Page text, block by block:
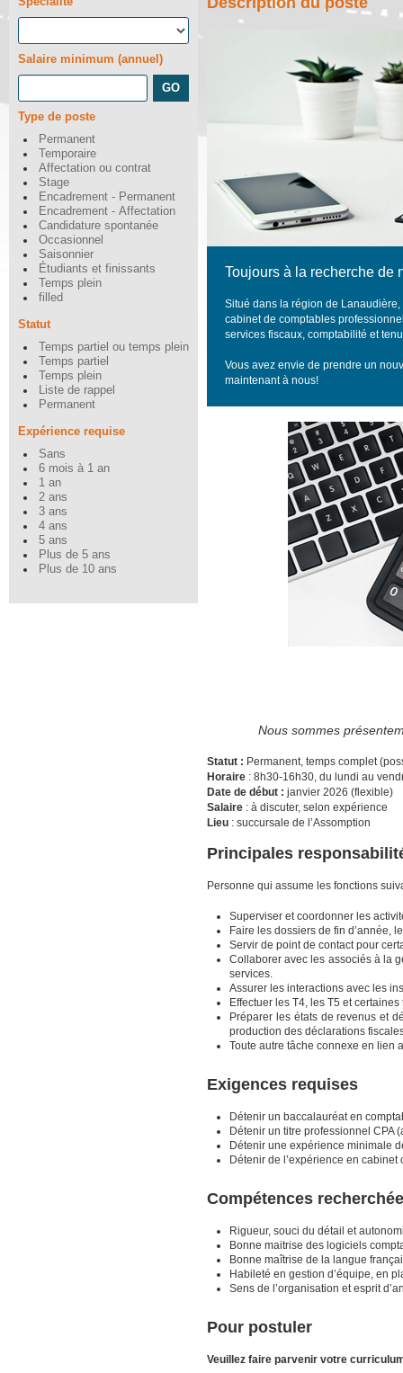
Salaire minimum (annuel)
Type de poste
Permanent
Temporaire
Affectation ou contrat
Stage
Encadrement - Permanent
Encadrement - Affectation
Candidature spontanée
Occasionnel
Saisonnier
Étudiants et finissants
Temps plein
filled
Statut
Temps partiel ou temps plein
Temps partiel
Temps plein
Liste de rappel
Permanent
Expérience requise
Sans
6 mois à 1 an
1 an
2 ans
3 ans
4 ans
5 ans
Plus de 5 ans
Plus de 10 ans
Toujours à la recherche de
Situé dans la région de
cabinet de comptables
services fiscaux, comptabilité et
Vous avez envie de prendre un
maintenant à nous!
Nous sommes
Statut : Permanent, temps complet
Horaire : 8h30-16h30, du lundi au
Date de début : janvier 2026 (flexible)
Salaire : à discuter, selon expérience
Lieu : succursale de l’Assomption
Principales
Personne qui assume les fonctions
Superviser et coordonner les
Faire les dossiers de fin d’année,
Servir de point de contact pour
Collaborer avec les associés à la
services.
Assurer les interactions avec les
Effectuer les T4, les T5 et
Préparer les états de revenus et
production des déclarations
Toute autre tâche connexe en lien
Exigences requises
Détenir un baccalauréat en
Détenir un titre professionnel CPA
Détenir une expérience minimale
Détenir de l’expérience en cabinet
Compétences
Rigueur, souci du détail et
Bonne maitrise des logiciels
Bonne maîtrise de la langue
Habileté en gestion d’équipe, en
Sens de l’organisation et esprit
Pour postuler
Veuillez faire parvenir votre